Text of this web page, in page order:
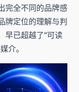
完全不同的品牌感
牌定位的理解与判
早已超越了“可读
介。